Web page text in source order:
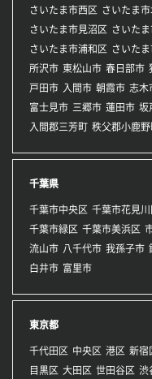
さいたま市西区 さいたま市
さいたま市見沼区
さいた
さいたま市浦和区
さいた
所沢市 東松山市 春日部市
戸田市 入間市 朝霞市 志木
富士見市 三郷市 蓮田市 坂
入間郡三芳町 秩父郡小鹿野
千葉県
千葉市中央区 千葉市花見川
千葉市緑区 千葉市美浜区
流山市 八千代市 我孫子市
白井市 富里市
東京都
千代田区 中央区 港区 新宿
目黒区 大田区 世田谷区 渋